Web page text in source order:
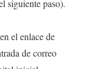
siguiente paso).
el enlace de
de correo